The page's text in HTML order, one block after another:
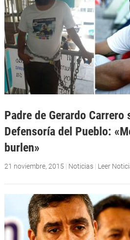
Padre de Gerardo Carrero
Defensoría del Pueblo:
burlen»
21 noviembre, 2015 | Noticias | Leer